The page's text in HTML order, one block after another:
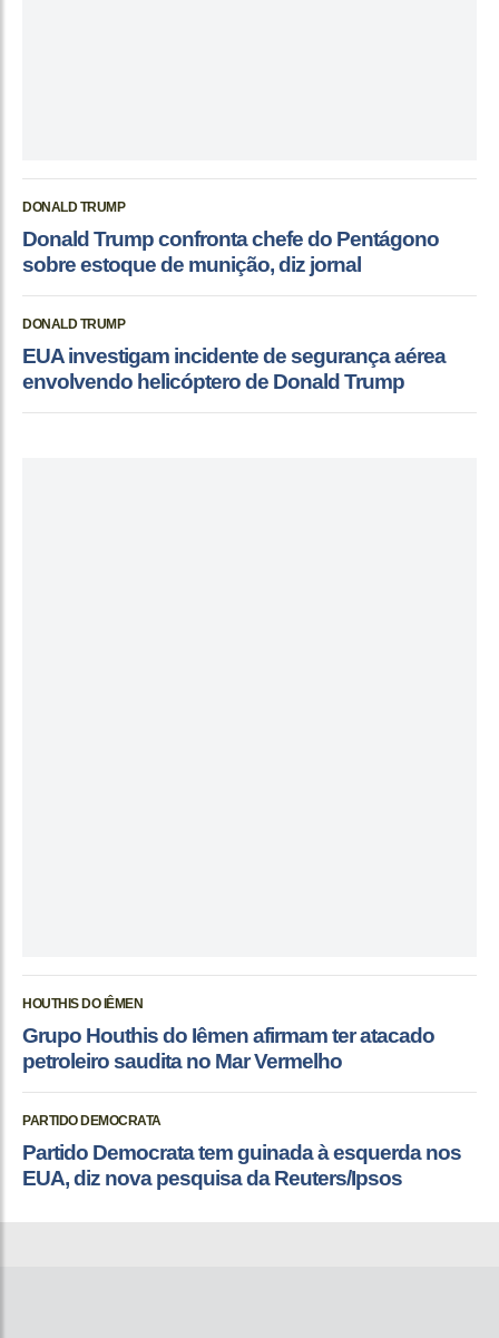
DONALD TRUMP
Donald Trump confronta chefe do Pentágono
sobre estoque de munição, diz jornal
DONALD TRUMP
EUA investigam incidente de segurança aérea
envolvendo helicóptero de Donald Trump
HOUTHIS DO IÊMEN
Grupo Houthis do Iêmen afirmam ter atacado
petroleiro saudita no Mar Vermelho
PARTIDO DEMOCRATA
Partido Democrata tem guinada à esquerda nos
EUA, diz nova pesquisa da Reuters/Ipsos